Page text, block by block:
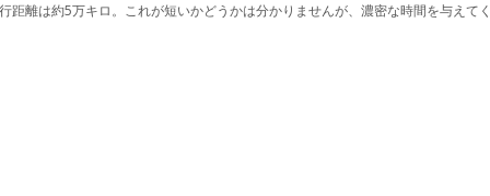
離は約5万キロ。これが短いかどうかは分かりませんが、濃密な時間を与えて